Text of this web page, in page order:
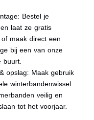
Bestel je
laat ze gratis
maak direct een
bij een van onze
buurt.
opslag: Maak gebruik
winterbandenwissel
veilig en
tot het voorjaar.